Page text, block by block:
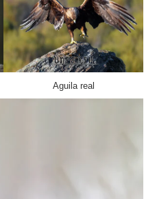
Aguila real